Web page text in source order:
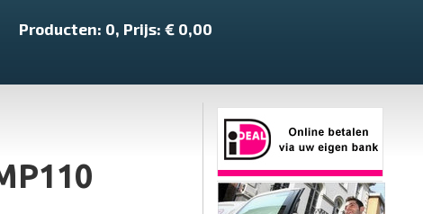
Producten: 0, Prijs: € 0,00